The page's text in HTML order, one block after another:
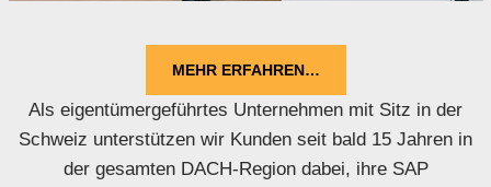
MEHR ERFAHREN…
Als eigentümergeführtes Unternehmen mit Sitz in der
Schweiz unterstützen wir Kunden seit bald 15 Jahren in
der gesamten DACH-Region dabei, ihre SAP